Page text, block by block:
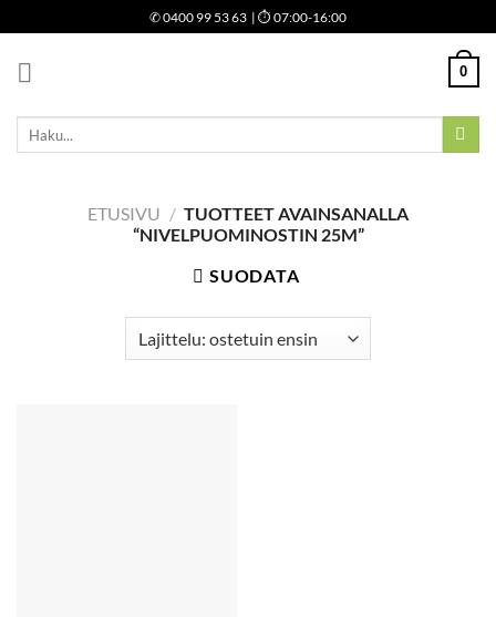
to
content
✆0400 99 53 63 | ⏱ 07:00-16:00
0
Etsi:
ETUSIVU / TUOTTEET AVAINSANALLA
“NIVELPUOMINOSTIN 25M”
SUODATA